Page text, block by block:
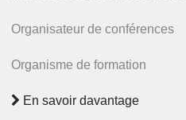
Organisateur de conférences
Organisme de formation
En savoir davantage